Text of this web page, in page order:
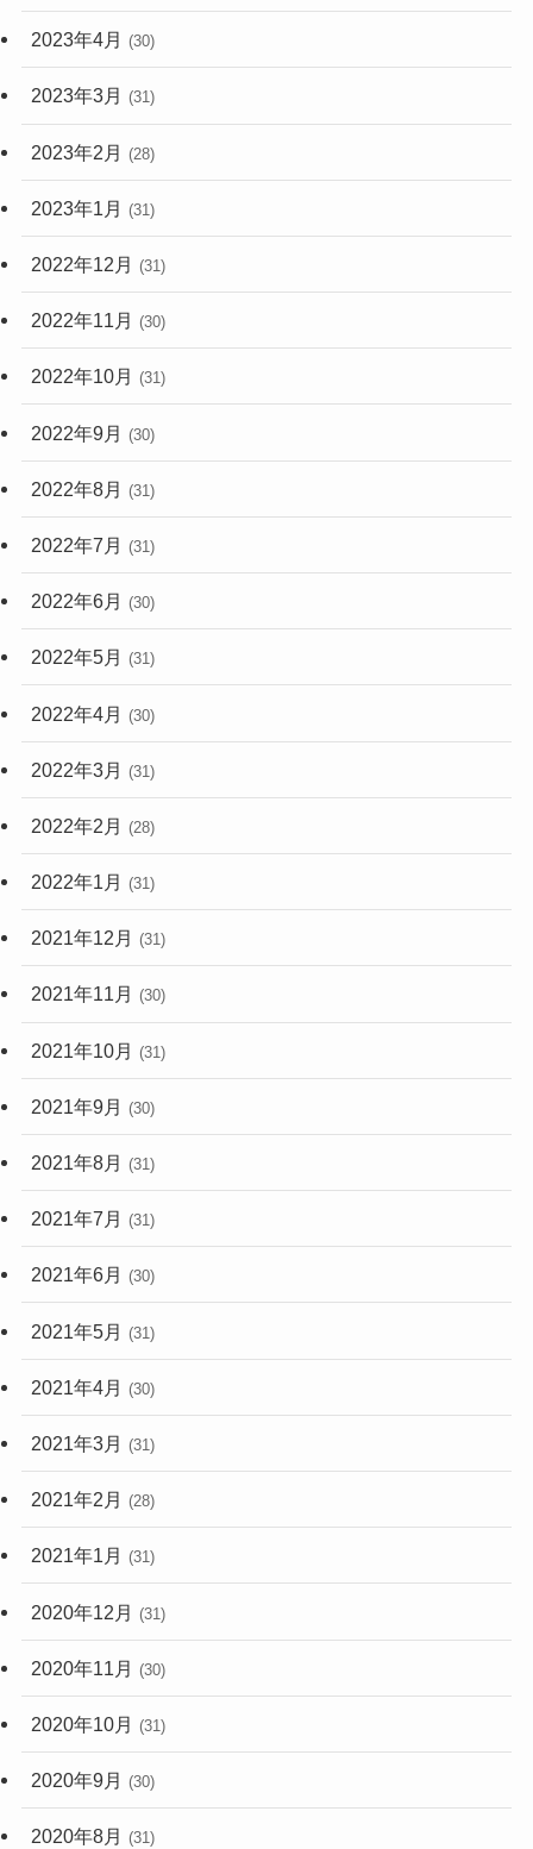
2023年4月 (30)
2023年3月 (31)
2023年2月 (28)
2023年1月 (31)
2022年12月 (31)
2022年11月 (30)
2022年10月 (31)
2022年9月 (30)
2022年8月 (31)
2022年7月 (31)
2022年6月 (30)
2022年5月 (31)
2022年4月 (30)
2022年3月 (31)
2022年2月 (28)
2022年1月 (31)
2021年12月 (31)
2021年11月 (30)
2021年10月 (31)
2021年9月 (30)
2021年8月 (31)
2021年7月 (31)
2021年6月 (30)
2021年5月 (31)
2021年4月 (30)
2021年3月 (31)
2021年2月 (28)
2021年1月 (31)
2020年12月 (31)
2020年11月 (30)
2020年10月 (31)
2020年9月 (30)
2020年8月 (31)